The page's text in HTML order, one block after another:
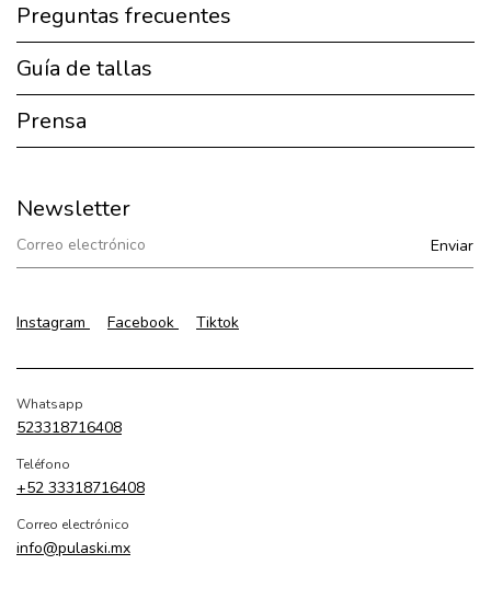
Preguntas frecuentes
Guía de tallas
Prensa
Newsletter
Instagram Facebook Tiktok
Whatsapp
523318716408
Teléfono
+52 33318716408
Correo electrónico
info@pulaski.mx